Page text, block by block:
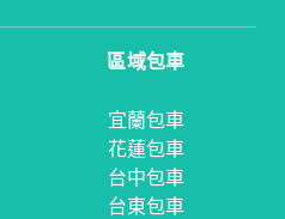
區域包車
宜蘭包車
花蓮包車
台中包車
台東包車